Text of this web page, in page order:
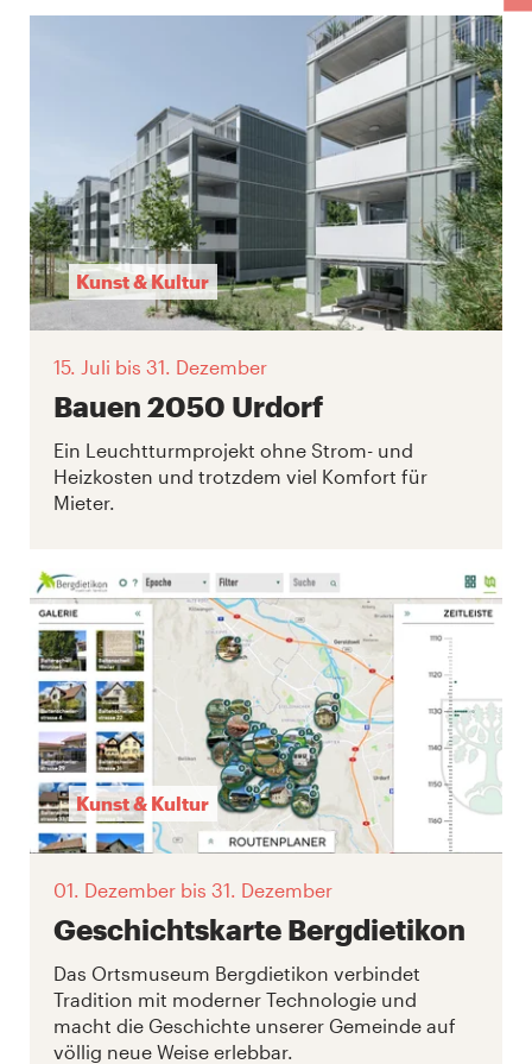
Kunst & Kultur
15. Juli bis 31. Dezember
Bauen 2050 Urdorf
Ein Leuchtturmprojekt ohne Strom- und
Heizkosten und trotzdem viel Komfort für
Mieter.
Kunst & Kultur
01. Dezember bis 31. Dezember
Geschichtskarte Bergdietikon
Das Ortsmuseum Bergdietikon verbindet
Tradition mit moderner Technologie und
macht die Geschichte unserer Gemeinde auf
völlig neue Weise erlebbar.